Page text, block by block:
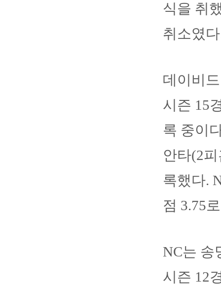
식을 취
취소였
데이비
시즌 15
록 중이
안타(2
록했다.
점 3.75
NC는 송
시즌 12